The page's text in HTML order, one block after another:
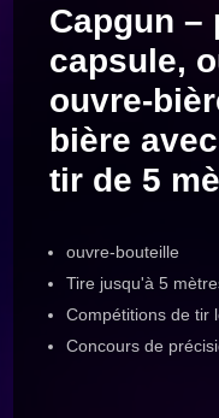
Capgun –
capsule,
ouvre-
bière
tir de 5
ouvre-bouteille
Tire jusqu'à 5
Compétitions de tir
Concours de